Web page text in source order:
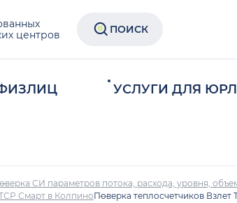
центров
ПОИСК
УСЛУГИ ДЛЯ
СИ параметров потока, расхода, уровня,
Смарт в КолпиноПоверка теплосчетчиков